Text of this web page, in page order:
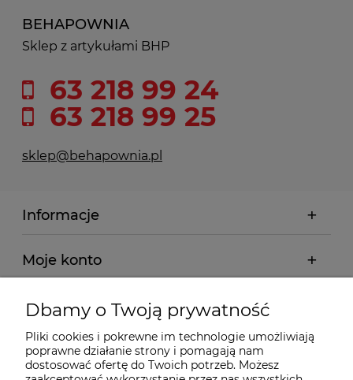
BEHAPOWNIA
Sklep z artykułami BHP
63 218 99 24
63 218 99 25
sklep@behapownia.pl
Informacje
Moje konto
Płatności i dostawa
Wybrane Kategorie
Dbamy o Twoją prywatność
Pliki cookies i pokrewne im technologie umożliwiają
poprawne działanie strony i pomagają nam
dostosować ofertę do Twoich potrzeb. Możesz